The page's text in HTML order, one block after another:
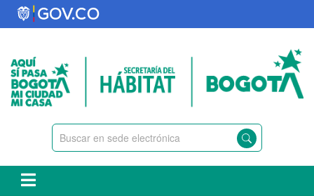
Pasar
al
principal